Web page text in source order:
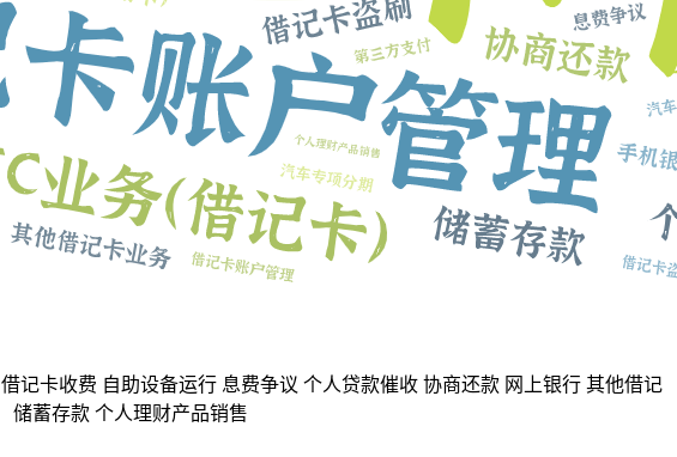
借记卡收费 自助设备运行 息费争议 个人贷款催收 协商还款 网上银行 其他借记
储蓄存款 个人理财产品销售